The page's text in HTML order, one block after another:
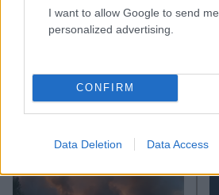
I want to allow Google to send me
personalized advertising.
CONFIRM
Data Deletion Data Access
Αν τα χάσατε